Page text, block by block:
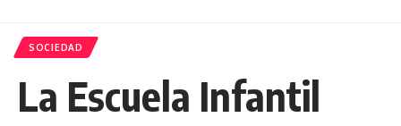
SOCIEDAD
La Escuela Infantil